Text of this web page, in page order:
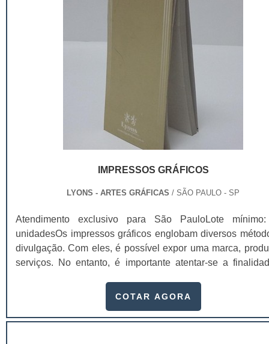
IMPRESSOS GRÁFICOS
LYONS - ARTES GRÁFICAS / SÃO PAULO - SP
Atendimento exclusivo para São PauloLote
unidadesOs impressos gráficos englobam diversos
divulgação. Com eles, é possível expor uma marca,
serviços. No entanto, é importante atentar-se a
encaixa de forma diferente nos segmentos e
visita;Catálogo; Revistas; Fo...
COTAR AGORA